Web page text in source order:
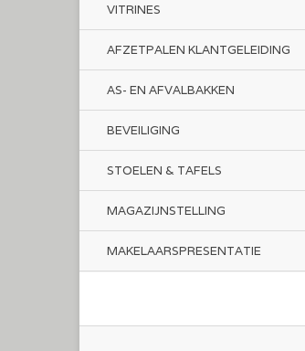
VITRINES
AFZETPALEN KLANTGELEIDING
AS- EN AFVALBAKKEN
BEVEILIGING
STOELEN & TAFELS
MAGAZIJNSTELLING
MAKELAARSPRESENTATIE